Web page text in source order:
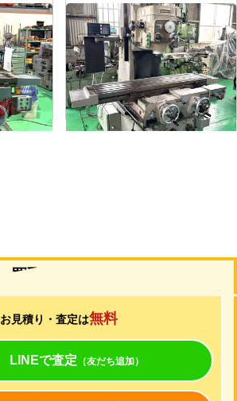
#2立フライス盤
メーカー 山崎技研
形 式YZ-75
年 式1992
買取について
お見積り・査定は無料
LINEで査定 （友だち追加）